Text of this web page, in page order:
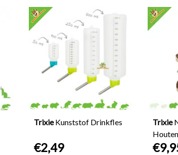
Trixie Kunststof Drinkfles
€2,49
Trixie
cm